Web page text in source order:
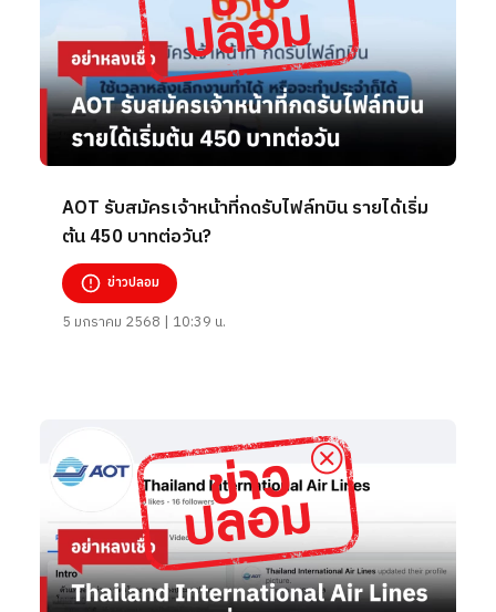
AOT รับสมัครเจ้าหน้าที่กดรับไฟล์ทบิน รายได้เริ่ม
ต้น 450 บาทต่อวัน?
ข่าวปลอม
5 มกราคม 2568 | 10:39 น.